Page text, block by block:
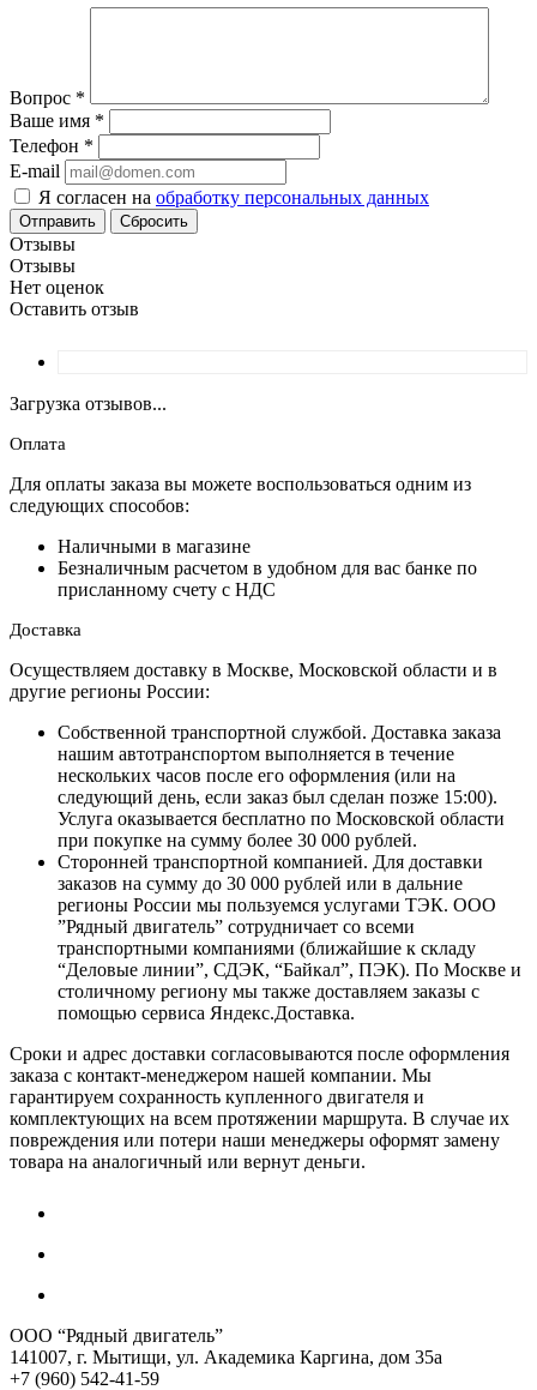
Вопрос *
Ваше имя *
Телефон *
E-mail
Я согласен на обработку персональных данных
Сбросить
Отзывы
Отзывы
Нет оценок
Оставить отзыв
Загрузка отзывов...
Оплата
Для оплаты заказа вы можете воспользоваться одним из
следующих способов:
Наличными в магазине
Безналичным расчетом в удобном для вас банке по
присланному счету с НДС
Доставка
Осуществляем доставку в Москве, Московской области и в
другие регионы России:
Собственной транспортной службой. Доставка заказа
нашим автотранспортом выполняется в течение
нескольких часов после его оформления (или на
следующий день, если заказ был сделан позже 15:00).
Услуга оказывается бесплатно по Московской области
при покупке на сумму более 30 000 рублей.
Сторонней транспортной компанией. Для доставки
заказов на сумму до 30 000 рублей или в дальние
регионы России мы пользуемся услугами ТЭК. ООО
”Рядный двигатель” сотрудничает со всеми
транспортными компаниями (ближайшие к складу
“Деловые линии”, СДЭК, “Байкал”, ПЭК). По Москве и
столичному региону мы также доставляем заказы с
помощью сервиса Яндекс.Доставка.
Сроки и адрес доставки согласовываются после оформления
заказа с контакт-менеджером нашей компании. Мы
гарантируем сохранность купленного двигателя и
комплектующих на всем протяжении маршрута. В случае их
повреждения или потери наши менеджеры оформят замену
товара на аналогичный или вернут деньги.
ООО “Рядный двигатель”
141007, г. Мытищи, ул. Академика Каргина, дом 35а
+7 (960) 542-41-59